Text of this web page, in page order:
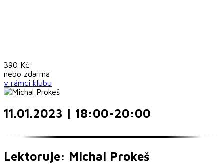
390 Kč
nebo zdarma
v rámci klubu
11.01.2023 | 18:00-20:00
Lektoruje: Michal Prokeš